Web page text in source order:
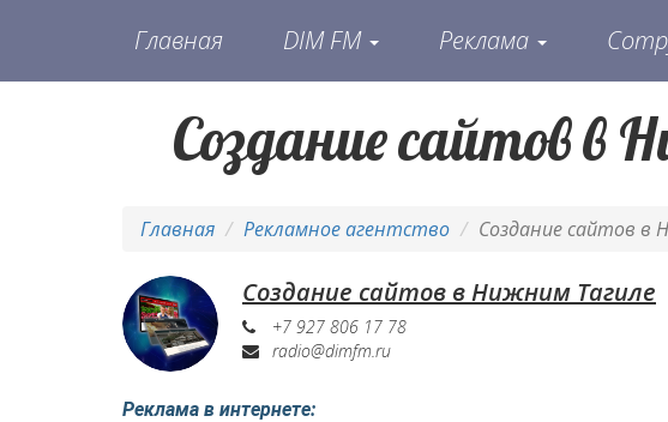
Главная DIM FM Реклама
Создание сайтов
Главная Рекламное агентство Создание сайтов в
Создание сайтов в Нижним Тагиле
+7 927 806 17 78
radio@dimfm.ru
Реклама в интернете: